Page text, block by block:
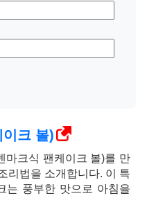
크 볼)
마크식 팬케이크 볼)를 만
리법을 소개합니다. 이 특
는 풍부한 맛으로 아침을